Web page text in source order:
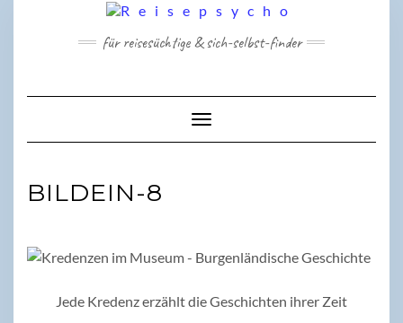
für reisesüchtige & sich-selbst-finder
Toggle Navigation
BILDEIN-8
Jede Kredenz erzählt die Geschichten ihrer Zeit